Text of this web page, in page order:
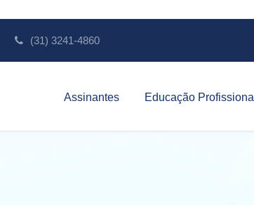
(31) 3241-4860
Assinantes Educação Profissional